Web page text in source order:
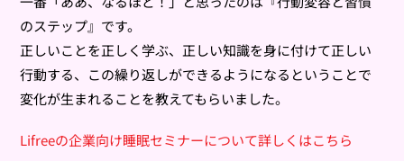
のステップ』です。
正しいことを正しく学ぶ、正しい知識を身に付けて正しい
行動する、この繰り返しができるようになるということで
変化が生まれることを教えてもらいました。
Lifreeの企業向け睡眠セミナーについて詳しくはこちら